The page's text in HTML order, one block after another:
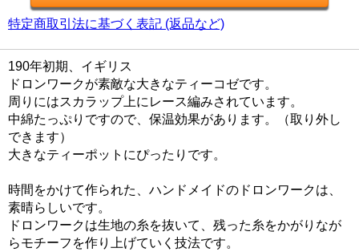
特定商取引法に基づく表記 (返品など)
190年初期、イギリス
ドロンワークが素敵な大きなティーコゼです。
周りにはスカラップ上にレース編みされています。
中綿たっぷりですので、保温効果があります。（取り外し
できます）
大きなティーポットにぴったりです。
時間をかけて作られた、ハンドメイドのドロンワークは、
素晴らしいです。
ドロンワークは生地の糸を抜いて、残った糸をかがりなが
らモチーフを作り上げていく技法です。